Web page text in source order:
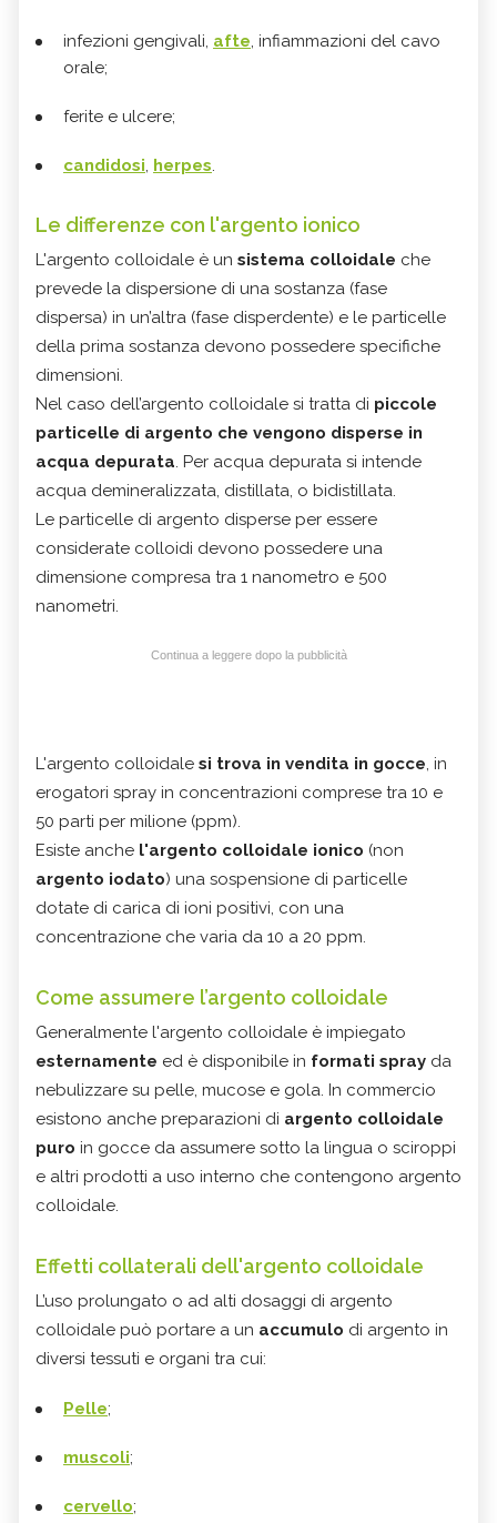
infezioni gengivali, afte, infiammazioni del cavo
orale;
ferite e ulcere;
candidosi, herpes.
Le differenze con l'argento ionico
L'argento colloidale è un sistema colloidale che
prevede la dispersione di una sostanza (fase
dispersa) in un’altra (fase disperdente) e le particelle
della prima sostanza devono possedere specifiche
dimensioni.
Nel caso dell’argento colloidale si tratta di piccole
particelle di argento che vengono disperse in
acqua depurata. Per acqua depurata si intende
acqua demineralizzata, distillata, o bidistillata.
Le particelle di argento disperse per essere
considerate colloidi devono possedere una
dimensione compresa tra 1 nanometro e 500
nanometri.
Continua a leggere dopo la pubblicità
L'argento colloidale si trova in vendita in gocce, in
erogatori spray in concentrazioni comprese tra 10 e
50 parti per milione (ppm).
Esiste anche l'argento colloidale ionico (non
argento iodato) una sospensione di particelle
dotate di carica di ioni positivi, con una
concentrazione che varia da 10 a 20 ppm.
Come assumere l’argento colloidale
Generalmente l'argento colloidale è impiegato
esternamente ed è disponibile in formati spray da
nebulizzare su pelle, mucose e gola. In commercio
esistono anche preparazioni di argento colloidale
puro in gocce da assumere sotto la lingua o sciroppi
e altri prodotti a uso interno che contengono argento
colloidale.
Effetti collaterali dell'argento colloidale
L’uso prolungato o ad alti dosaggi di argento
colloidale può portare a un accumulo di argento in
diversi tessuti e organi tra cui:
Pelle;
muscoli;
cervello;